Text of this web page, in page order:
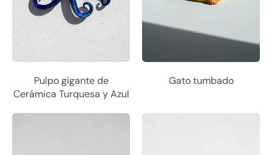
Pulpo gigante de
Cerámica Turquesa y Azul
Gato tumbado